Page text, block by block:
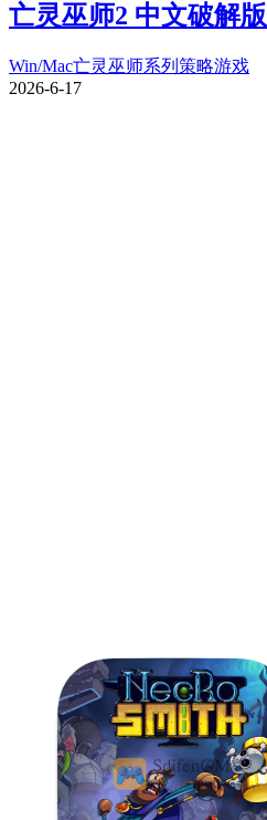
亡灵巫师2 中文破解版
Win/Mac亡灵巫师系列 策略游戏
2026-6-17